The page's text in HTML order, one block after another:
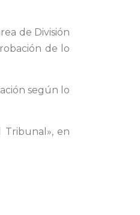
de División
de lo
según lo
Tribunal», en